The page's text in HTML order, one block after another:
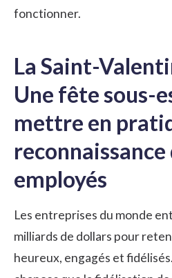
fonctionner.
La Saint-
Une fête sous-
mettre en
reconnaissance
employés
Les entreprises du monde
milliards de dollars pour
heureux, engagés et